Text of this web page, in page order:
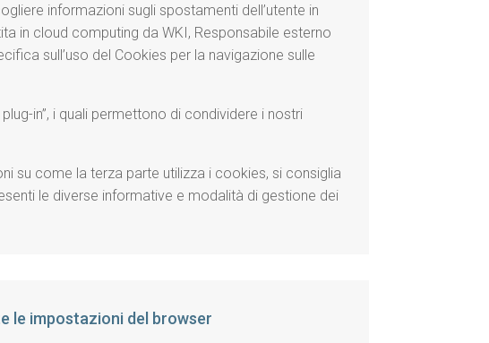
informazioni sugli spostamenti dell’utente in
in cloud computing da WKI, Responsabile esterno
sull’uso del Cookies per la navigazione sulle
in”, i quali permettono di condividere i nostri
su come la terza parte utilizza i cookies, si consiglia
le diverse informative e modalità di gestione dei
le impostazioni del browser